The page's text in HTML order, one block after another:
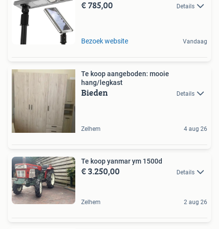
€ 785,00 Details
Bezoek website Vandaag
Te koop aangeboden: mooie
hang/legkast
Bieden Details
Zelhem 4 aug 26
Te koop yanmar ym 1500d
€ 3.250,00 Details
Zelhem 2 aug 26